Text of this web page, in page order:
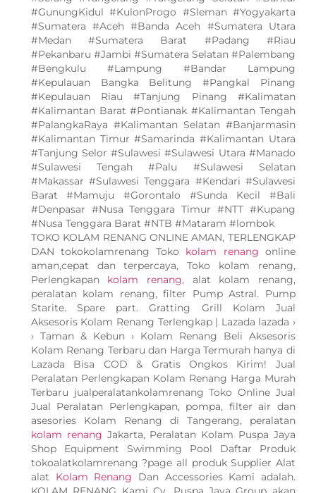
#GunungKidul #KulonProgo #Sleman #Yogyakarta
#Sumatera #Aceh #Banda Aceh #Sumatera Utara
#Medan #Sumatera Barat #Padang #Riau
#Pekanbaru #Jambi #Sumatera Selatan #Palembang
#Bengkulu #Lampung #Bandar Lampung
#Kepulauan Bangka Belitung #Pangkal Pinang
#Kepulauan Riau #Tanjung Pinang #Kalimatan
#Kalimantan Barat #Pontianak #Kalimantan Tengah
#PalangkaRaya #Kalimantan Selatan #Banjarmasin
#Kalimantan Timur #Samarinda #Kalimantan Utara
#Tanjung Selor #Sulawesi #Sulawesi Utara #Manado
#Sulawesi Tengah #Palu #Sulawesi Selatan
#Makassar #Sulawesi Tenggara #Kendari #Sulawesi
Barat #Mamuju #Gorontalo #Sunda Kecil #Bali
#Denpasar #Nusa Tenggara Timur #NTT #Kupang
#Nusa Tenggara Barat #NTB #Mataram #lombok
TOKO KOLAM RENANG ONLINE AMAN, TERLENGKAP
DAN tokokolamrenang Toko kolam renang online
aman,cepat dan terpercaya, Toko kolam renang,
Perlengkapan kolam renang, alat kolam renang,
peralatan kolam renang, filter Pump Astral. Pump
Starite. Spare part. Gratting Grill Kolam Jual
Aksesoris Kolam Renang Terlengkap | Lazada lazada ›
› Taman & Kebun › Kolam Renang Beli Aksesoris
Kolam Renang Terbaru dan Harga Termurah hanya di
Lazada Bisa COD & Gratis Ongkos Kirim! Jual
Peralatan Perlengkapan Kolam Renang Harga Murah
Terbaru jualperalatankolamrenang Toko Online Jual
Jual Peralatan Perlengkapan, pompa, filter air dan
asesories Kolam Renang di Tangerang, peralatan
kolam renang Jakarta, Peralatan Kolam Puspa Jaya
Shop Equipment Swimming Pool Daftar Produk
tokoalatkolamrenang ?page all produk Supplier Alat
alat Kolam Renang Dan Accessories Kami adalah.